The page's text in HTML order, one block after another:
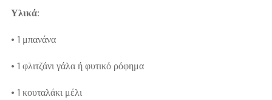
Υλικά:
• 1 μπανάνα
• 1 φλιτζάνι γάλα ή φυτικό ρόφημα
• 1 κουταλάκι μέλι